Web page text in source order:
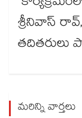
శ్రీనివాస్
తదితరులు
మరిన్ని వార్తలు